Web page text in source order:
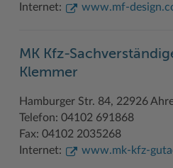
Internet:
www.mf-
MK Kfz-
Klemmer
Hamburger Str. 84, 22926
Telefon: 04102 691868
Fax: 04102 2035268
Internet:
www.mk-kfz-